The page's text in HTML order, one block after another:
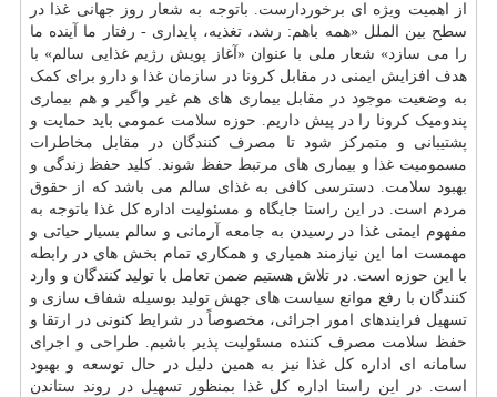
از اهمیت ویژه ای برخوردارست. باتوجه به شعار روز جهانی غذا در
سطح بین الملل «همه باهم: رشد، تغذیه، پایداری - رفتار ما آینده ما
را می سازد» شعار ملی با عنوان «آغاز پویش رژیم غذایی سالم» با
هدف افزایش ایمنی در مقابل کرونا در سازمان غذا و دارو برای کمک
به وضعیت موجود در مقابل بیماری های هم غیر واگیر و هم بیماری
پندومیک کرونا را در پیش داریم. حوزه سلامت عمومی باید حمایت و
پشتیبانی و متمرکز شود تا مصرف کنندگان در مقابل مخاطرات
مسمومیت غذا و بیماری های مرتبط حفظ شوند. کلید حفظ زندگی و
بهبود سلامت. دسترسی کافی به غذای سالم می باشد که از حقوق
مردم است. در این راستا جایگاه و مسئولیت اداره کل غذا باتوجه به
مفهوم ایمنی غذا در رسیدن به جامعه آرمانی و سالم بسیار حیاتی و
مهمست اما این نیازمند همیاری و همکاری تمام بخش های در رابطه
با این حوزه است. در تلاش هستیم ضمن تعامل با تولید کنندگان و وارد
کنندگان با رفع موانع سیاست های جهش تولید بوسیله شفاف سازی و
تسهیل فرایندهای امور اجرائی، مخصوصاً در شرایط کنونی در ارتقا و
حفظ سلامت مصرف کننده مسئولیت پذیر باشیم. طراحی و اجرای
سامانه ای اداره کل غذا نیز به همین دلیل در حال توسعه و بهبود
است. در این راستا اداره کل غذا بمنظور تسهیل در روند ستاندن